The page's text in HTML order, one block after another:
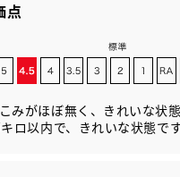
点
みがほぼ無く、きれいな状
ロ以内で、きれいな状態です